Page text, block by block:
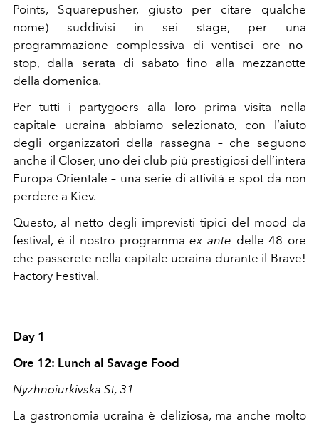
Points, Squarepusher, giusto per citare qualche
nome) suddivisi in sei stage, per una
programmazione complessiva di ventisei ore no-
stop, dalla serata di sabato fino alla mezzanotte
della domenica.
Per tutti i partygoers alla loro prima visita nella
capitale ucraina abbiamo selezionato, con l’aiuto
degli organizzatori della rassegna – che seguono
anche il Closer, uno dei club più prestigiosi dell’intera
Europa Orientale – una serie di attività e spot da non
perdere a Kiev.
Questo, al netto degli imprevisti tipici del mood da
festival, è il nostro programma ex ante delle 48 ore
che passerete nella capitale ucraina durante il Brave!
Factory Festival.
Day 1
Ore 12: Lunch al Savage Food
Nyzhnoiurkivska St, 31
La gastronomia ucraina è deliziosa, ma anche molto